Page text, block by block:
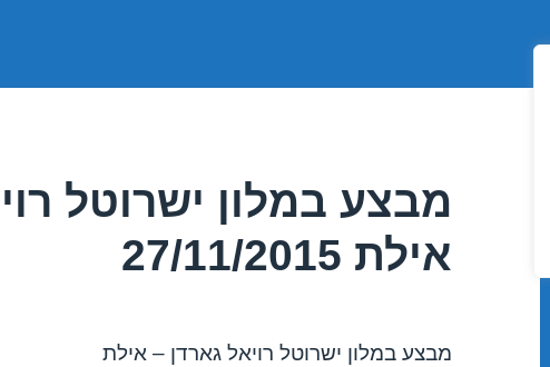
מבצע במלון ישרוטל
אילת 27/11/2015
מבצע במלון ישרוטל רויאל גארדן – אילת